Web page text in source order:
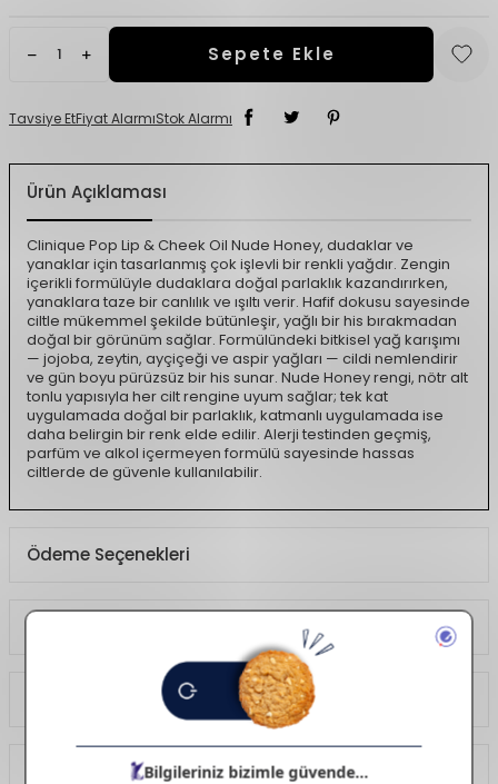
Sepete Ekle
Tavsiye EtFiyat AlarmıStok Alarmı
Ürün Açıklaması
Clinique Pop Lip & Cheek Oil Nude Honey, dudaklar ve
yanaklar için tasarlanmış çok işlevli bir renkli yağdır. Zengin
içerikli formülüyle dudaklara doğal parlaklık kazandırırken,
yanaklara taze bir canlılık ve ışıltı verir. Hafif dokusu sayesinde
ciltle mükemmel şekilde bütünleşir, yağlı bir his bırakmadan
doğal bir görünüm sağlar. Formülündeki bitkisel yağ karışımı
— jojoba, zeytin, ayçiçeği ve aspir yağları — cildi nemlendirir
ve gün boyu pürüzsüz bir his sunar. Nude Honey rengi, nötr alt
tonlu yapısıyla her cilt rengine uyum sağlar; tek kat
uygulamada doğal bir parlaklık, katmanlı uygulamada ise
daha belirgin bir renk elde edilir. Alerji testinden geçmiş,
parfüm ve alkol içermeyen formülü sayesinde hassas
ciltlerde de güvenle kullanılabilir.
Ödeme Seçenekleri
Yorumlar
İade Koşulları